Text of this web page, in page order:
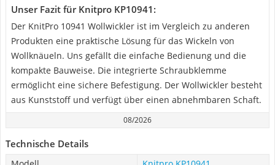
Unser Fazit für Knitpro KP10941:
Der KnitPro 10941 Wollwickler ist im Vergleich zu anderen
Produkten eine praktische Lösung für das Wickeln von
Wollknäueln. Uns gefällt die einfache Bedienung und die
kompakte Bauweise. Die integrierte Schraubklemme
ermöglicht eine sichere Befestigung. Der Wollwickler besteht
aus Kunststoff und verfügt über einen abnehmbaren Schaft.
08/2026
Technische Details